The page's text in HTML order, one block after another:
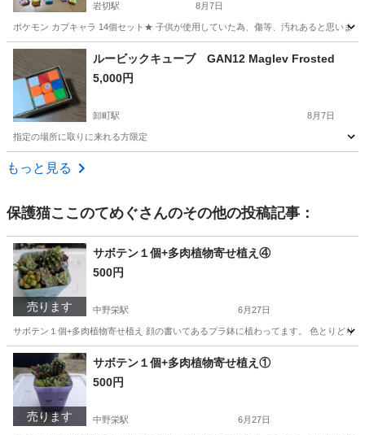
岩切駅 8月7日
ポケモン カプキャラ 14個セット★ 子供が使用していた為、傷等、汚れあると思いま
宮城 仙台市 岩切駅 フィギュア
ルービックキューブ GAN12 Maglev Frosted
5,000円
卸町駅 8月7日
指定の場所に取りに来れる方限定
宮城 仙台市
もっと見る
保護猫ここのてめぐさんのその他の投稿記事：
売ります
サボテン１個+多肉植物寄せ植え④
500円
中野栄駅 6月27日
サボテン１個+多肉植物寄せ植え 顔の書いてあるプラ鉢に植わってます。 色とりどり
宮城 塩竈市 中野栄駅 家庭用品 サボテン
売ります
サボテン１個+多肉植物寄せ植え①
500円
中野栄駅 6月27日